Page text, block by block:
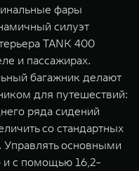
фары
силуэт
TANK 400
и пассажирах.
багажник делают
для путешествий:
ряда сидений
со стандартных
основными
с помощью 16,2-